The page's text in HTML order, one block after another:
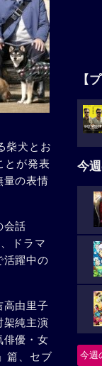
柴犬とお
とが発表
量の表情
会話
ドラマ
活躍中の
高由里子
架純主演
俳優・女
篇、セブ
【
今
今週